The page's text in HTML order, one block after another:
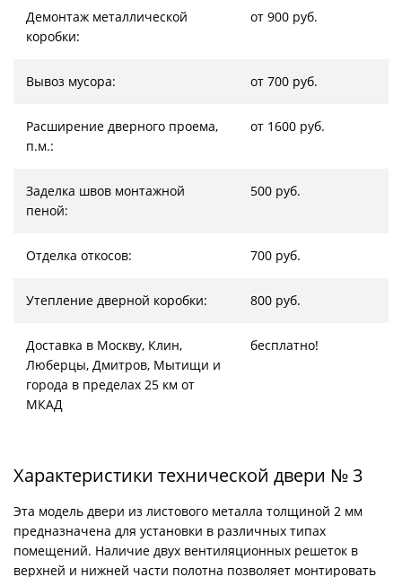
Демонтаж металлической
коробки:
от 900 руб.
Вывоз мусора: от 700 руб.
Расширение дверного проема,
п.м.:
от 1600 руб.
Заделка швов монтажной
пеной:
500 руб.
Отделка откосов: 700 руб.
Утепление дверной коробки: 800 руб.
Доставка в Москву, Клин,
Люберцы, Дмитров, Мытищи и
города в пределах 25 км от
МКАД
бесплатно!
Характеристики технической двери № 3
Эта модель двери из листового металла толщиной 2 мм
предназначена для установки в различных типах
помещений. Наличие двух вентиляционных решеток в
верхней и нижней части полотна позволяет монтировать